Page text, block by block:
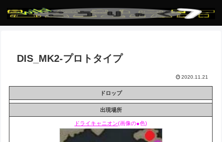
DIS_MK2-プロトタイプ
2020.11.21
ドロップ
出現場所
ドライキャニオン(画像の●色)